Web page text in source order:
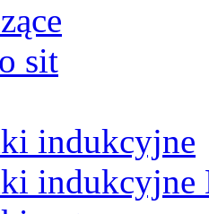
sit
indukcyjne
indukcyjne